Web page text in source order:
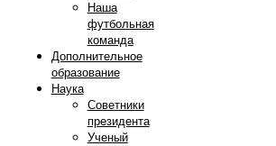
Наша
футбольная
команда
Дополнительное
образование
Наука
Советники
президента
Ученый